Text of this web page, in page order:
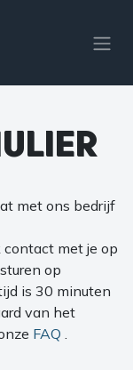
met ons bedrijf
met je op
op
is 30 minuten
van het
FAQ .